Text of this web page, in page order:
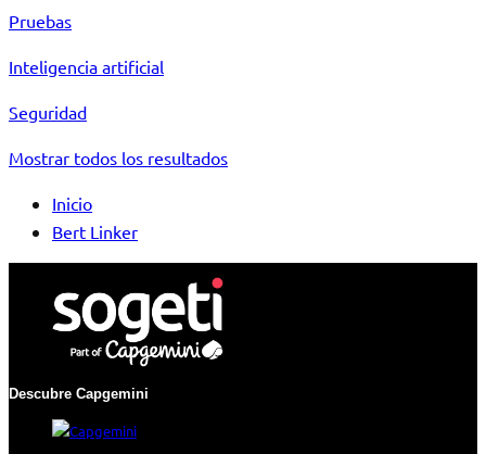
Pruebas
Inteligencia artificial
Seguridad
Mostrar todos los resultados
Inicio
Bert Linker
Descubre Capgemini